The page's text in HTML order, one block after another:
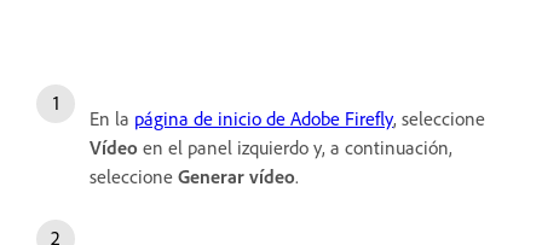
En la página de inicio de Adobe Firefly, seleccione
Vídeo en el panel izquierdo y, a continuación,
seleccione Generar vídeo.